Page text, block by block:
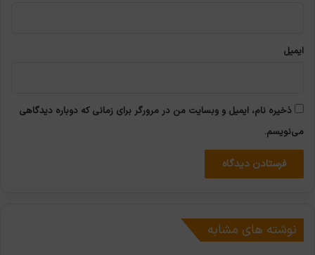
ایمیل
ذخیره نام، ایمیل و وبسایت من در مرورگر برای زمانی که دوباره دیدگاهی
می‌نویسم.
نوشته های مشابه